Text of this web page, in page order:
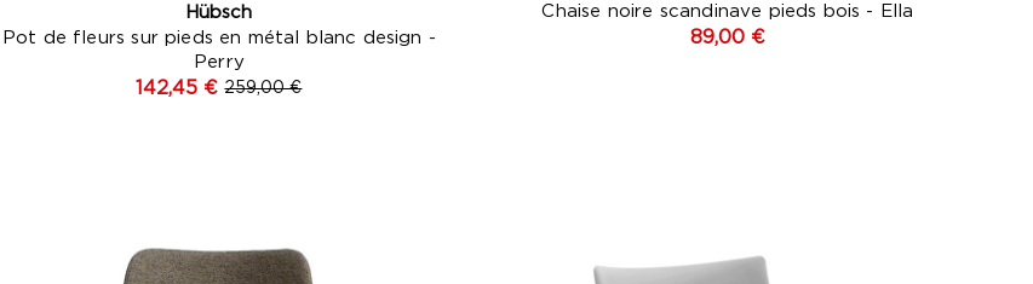
Hübsch
Pot de fleurs sur pieds en métal blanc design -
Perry
142,45 € 259,00 €
Chaise noire scandinave pieds bois - Ella
89,00 €